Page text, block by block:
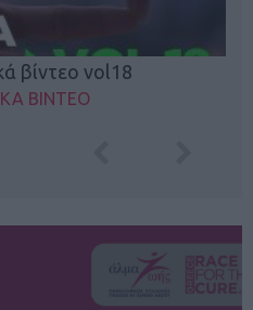
βίντεο vol18
ΒΙΝΤΕΟ